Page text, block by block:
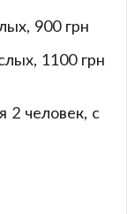
900 грн
1100 грн
2 человек, с